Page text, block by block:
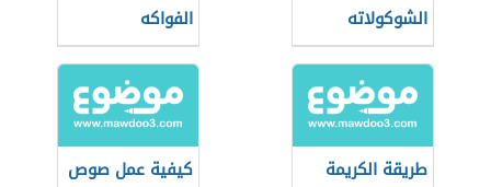
الشوكولاته
الفواكه
طريقة الكريمة
كيفية عمل صوص